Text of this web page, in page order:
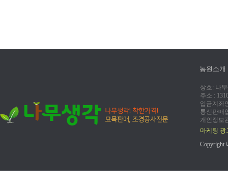
농원소개
상호: 나
주소 :
입금계좌
통신판매
개인정보
마케팅 광
Copyright